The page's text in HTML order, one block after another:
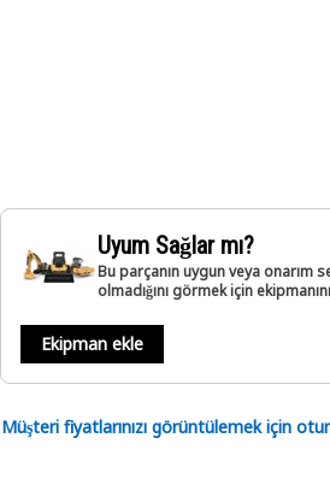
Uyum Sağlar mı?
Bu parçanın uygun veya onarım
olmadığını görmek için
Ekipman ekle
Müşteri fiyatlarınızı görüntülemek için